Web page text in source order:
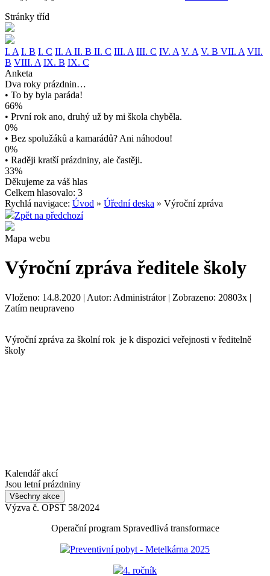
Stránky tříd
I. A I. B I. C II. A II. B II. C III. A III. C IV. A V. A V. B VII. A VII.
B VIII. A IX. B IX. C
Anketa
Dva roky prázdnin…
• To by byla paráda!
66%
• První rok ano, druhý už by mi škola chyběla.
0%
• Bez spolužáků a kamarádů? Ani náhodou!
0%
• Raději kratší prázdniny, ale častěji.
33%
Děkujeme za váš hlas
Celkem hlasovalo: 3
Rychlá navigace: Úvod » Úřední deska » Výroční zpráva
Zpět na předchozí
Mapa webu
Výroční zpráva ředitele školy
Vloženo: 14.8.2020 | Autor: Administrátor | Zobrazeno: 20803x |
Zatím neupraveno
Výroční zpráva za školní rok je k dispozici veřejnosti v ředitelně
školy
Kalendář akcí
Jsou letní prázdniny
Všechny akce
Výzva č. OPST 58/2024
Operační program Spravedlivá transformace
Preventivní pobyt - Metelkárna 2025
4. ročník